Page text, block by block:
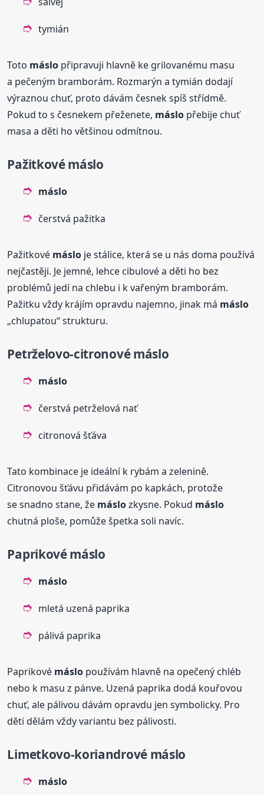
tymián
Toto máslo připravuji hlavně ke grilovanému masu
a pečeným bramborám. Rozmarýn a tymián dodají
výraznou chuť, proto dávám česnek spíš střídmě.
Pokud to s česnekem přeženete, máslo přebije chuť
masa a děti ho většinou odmítnou.
Pažitkovémáslo
máslo
čerstvá pažitka
Pažitkové máslo je stálice, která se u nás doma používá
nejčastěji. Je jemné, lehce cibulové a děti ho bez
problémů jedí na chlebu i k vařeným bramborám.
Pažitku vždy krájím opravdu najemno, jinak má máslo
„chlupatou“ strukturu.
Petrželovo-citronovémáslo
máslo
čerstvá petrželová nať
citronová šťáva
Tato kombinace je ideální k rybám a zelenině.
Citronovou šťávu přidávám po kapkách, protože
se snadno stane, že máslozkysne. Pokud máslo
chutná ploše, pomůže špetka soli navíc.
Paprikovémáslo
máslo
mletá uzená paprika
pálivá paprika
Paprikové máslo používám hlavně na opečený chléb
nebo k masu z pánve. Uzená paprika dodá kouřovou
chuť, ale pálivou dávám opravdu jen symbolicky. Pro
děti dělám vždy variantu bez pálivosti.
Limetkovo-koriandrové máslo
máslo